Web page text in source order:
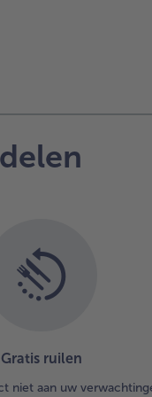
Gratis ruilen
niet aan uw